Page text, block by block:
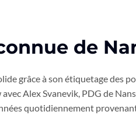
de
grâce à son étiquetage des
Alex Svanevik, PDG de
quotidiennement